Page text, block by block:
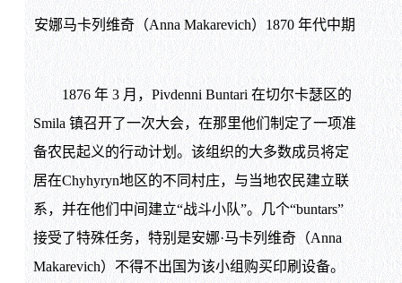
安娜马卡列维奇（Anna Makarevich）1870 年代中期
1876 年 3 月，Pivdenni Buntari 在切尔卡瑟区的
Smila 镇召开了一次大会，在那里他们制定了一项准
备农民起义的行动计划。该组织的大多数成员将定
居在Chyhyryn地区的不同村庄，与当地农民建立联
系，并在他们中间建立“战斗小队”。几个“buntars”
接受了特殊任务，特别是安娜·马卡列维奇（Anna
Makarevich）不得不出国为该小组购买印刷设备。